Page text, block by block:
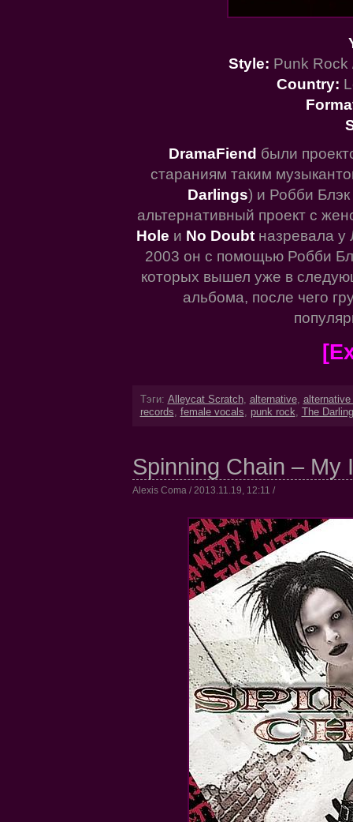
Style: Punk Rock
Country:
DramaFiend были
стараниям таким
Darlings) и Робби Блэк
альтернативный проект с
Hole и No Doubt назревала у
2003 он с помощью Робби
которых вышел уже в
альбома, после чего
Тэги: Alleycat Scratch, alternative, alternative
records, female vocals, punk rock, The
Spinning Chain – My
Alexis Coma / 2013.11.19, 12:11 /